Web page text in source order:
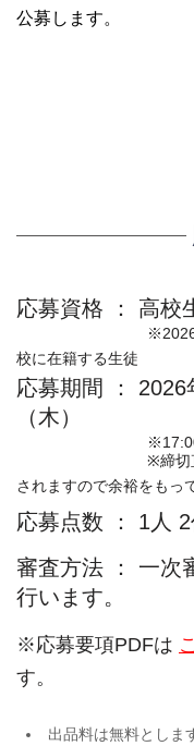
公募します。
応募資格 ： 高校
校に在籍する生徒
応募期間 ： 2026
（木）
※締切
されますので余裕をもっ
応募点数 ： 1人
審査方法 ： 一次
行います。
※応募要項PDFは
す。
出品料は無料としま